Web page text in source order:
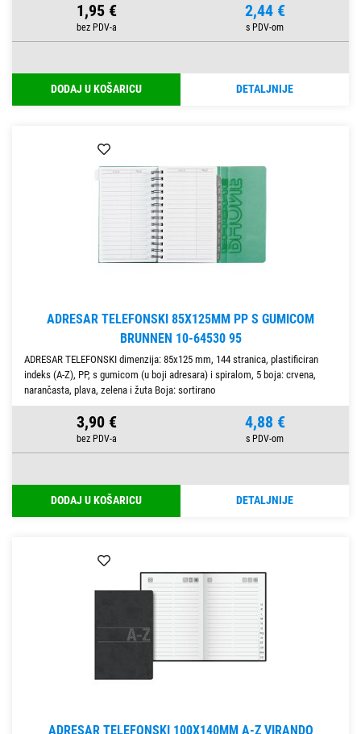
1,95 € 2,44 €
DODAJ U KOŠARICU DETALJNIJE
ADRESAR TELEFONSKI 85X125MM PP S GUMICOM
BRUNNEN 10-64530 95
ADRESAR TELEFONSKI dimenzija: 85x125 mm, 144 stranica, plastificiran
indeks (A-Z), PP, s gumicom (u boji adresara) i spiralom, 5 boja: crvena,
narančasta, plava, zelena i žuta Boja: sortirano
3,90 € 4,88 €
DODAJ U KOŠARICU DETALJNIJE
ADRESAR TELEFONSKI 100X140MM A-Z VIRANDO